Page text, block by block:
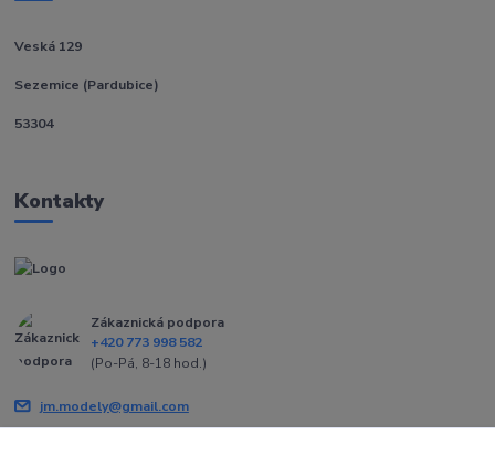
Veská 129
Sezemice (Pardubice)
53304
Kontakty
Zákaznická podpora
+420 773 998 582
(Po-Pá, 8-18 hod.)
jm.modely@gmail.com